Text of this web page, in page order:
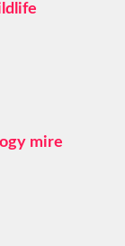
mire